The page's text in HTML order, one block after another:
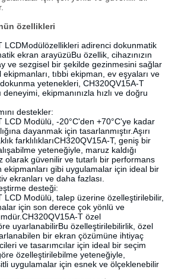
özellikleri
LCDModülözellikleri adirenci dokunmatik
ekran arayüzüBu özellik, cihazınızın
ve sezgisel bir şekilde gezinmesini sağlar
, tıbbi ekipman, ev eşyaları ve
dokunma yetenekleri, CH320QV15A-T
deneyimi, ekipmanınızla hızlı ve doğru
destekler:
LCD Modülü, -20°C'den +70°C'ye kadar
dayanmak için tasarlanmıştır.Aşırı
farklılıklarıCH320QV15A-T, geniş bir
yeteneğiyle, maruz kaldığı
olarak güvenilir ve tutarlı bir performans
ekipmanları gibi uygulamalar için ideal bir
ekranları ve daha fazlası.
desteği:
LCD Modülü, talep üzerine özelleştirilebilir,
için son derece çok yönlü ve
T özel
uyarlanabilirBu özelleştirilebilirlik, özel
bir ekran çözümüne ihtiyaç
ve tasarımcılar için ideal bir seçim
özelleştirilebilme yeteneğiyle,
uygulamalar için esnek ve ölçeklenebilir